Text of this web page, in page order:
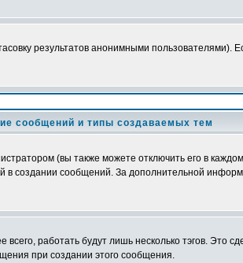
результатов анонимными пользователями).
сообщений и типы создаваемых тем
(вы также можете отключить его в
создании сообщений. За дополнительной
работать будут лишь несколько тэгов. Это
при создании этого сообщения.